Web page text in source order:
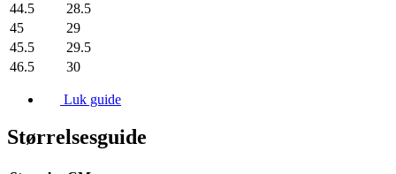
44.5
28.5
45
29
45.5
29.5
46.5
30
Luk guide
Størrelsesguide